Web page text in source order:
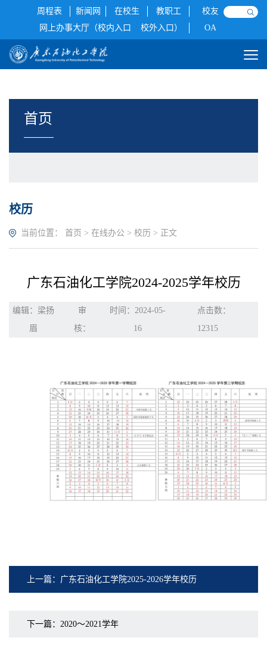
周程表 新闻网 在校生 教职工
校友
网上办事大厅（校内入口
校外入口） OA
首页
校历
当前位置： 首页 > 在线办公 > 校历 > 正文
广东石油化工学院2024-2025学年校历
编辑：梁扬
眉
审
核：
时间：2024-05-
16
点击数：
12315
上一篇：广东石油化工学院2025-2026学年校历
下一篇：2020～2021学年